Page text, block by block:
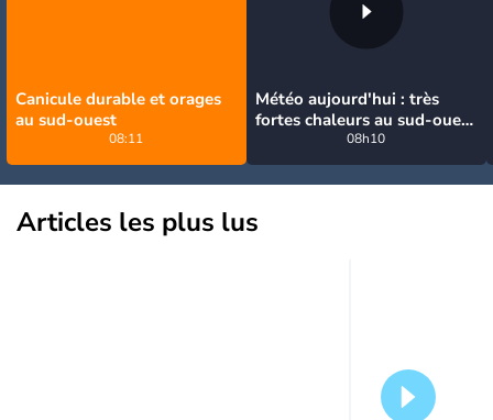
Canicule durable et orages
au sud-ouest
08:11
Météo aujourd'hui : très
fortes chaleurs au sud-ouest
avant des orages, jusqu'à
39°C
08h10
Articles les plus lus